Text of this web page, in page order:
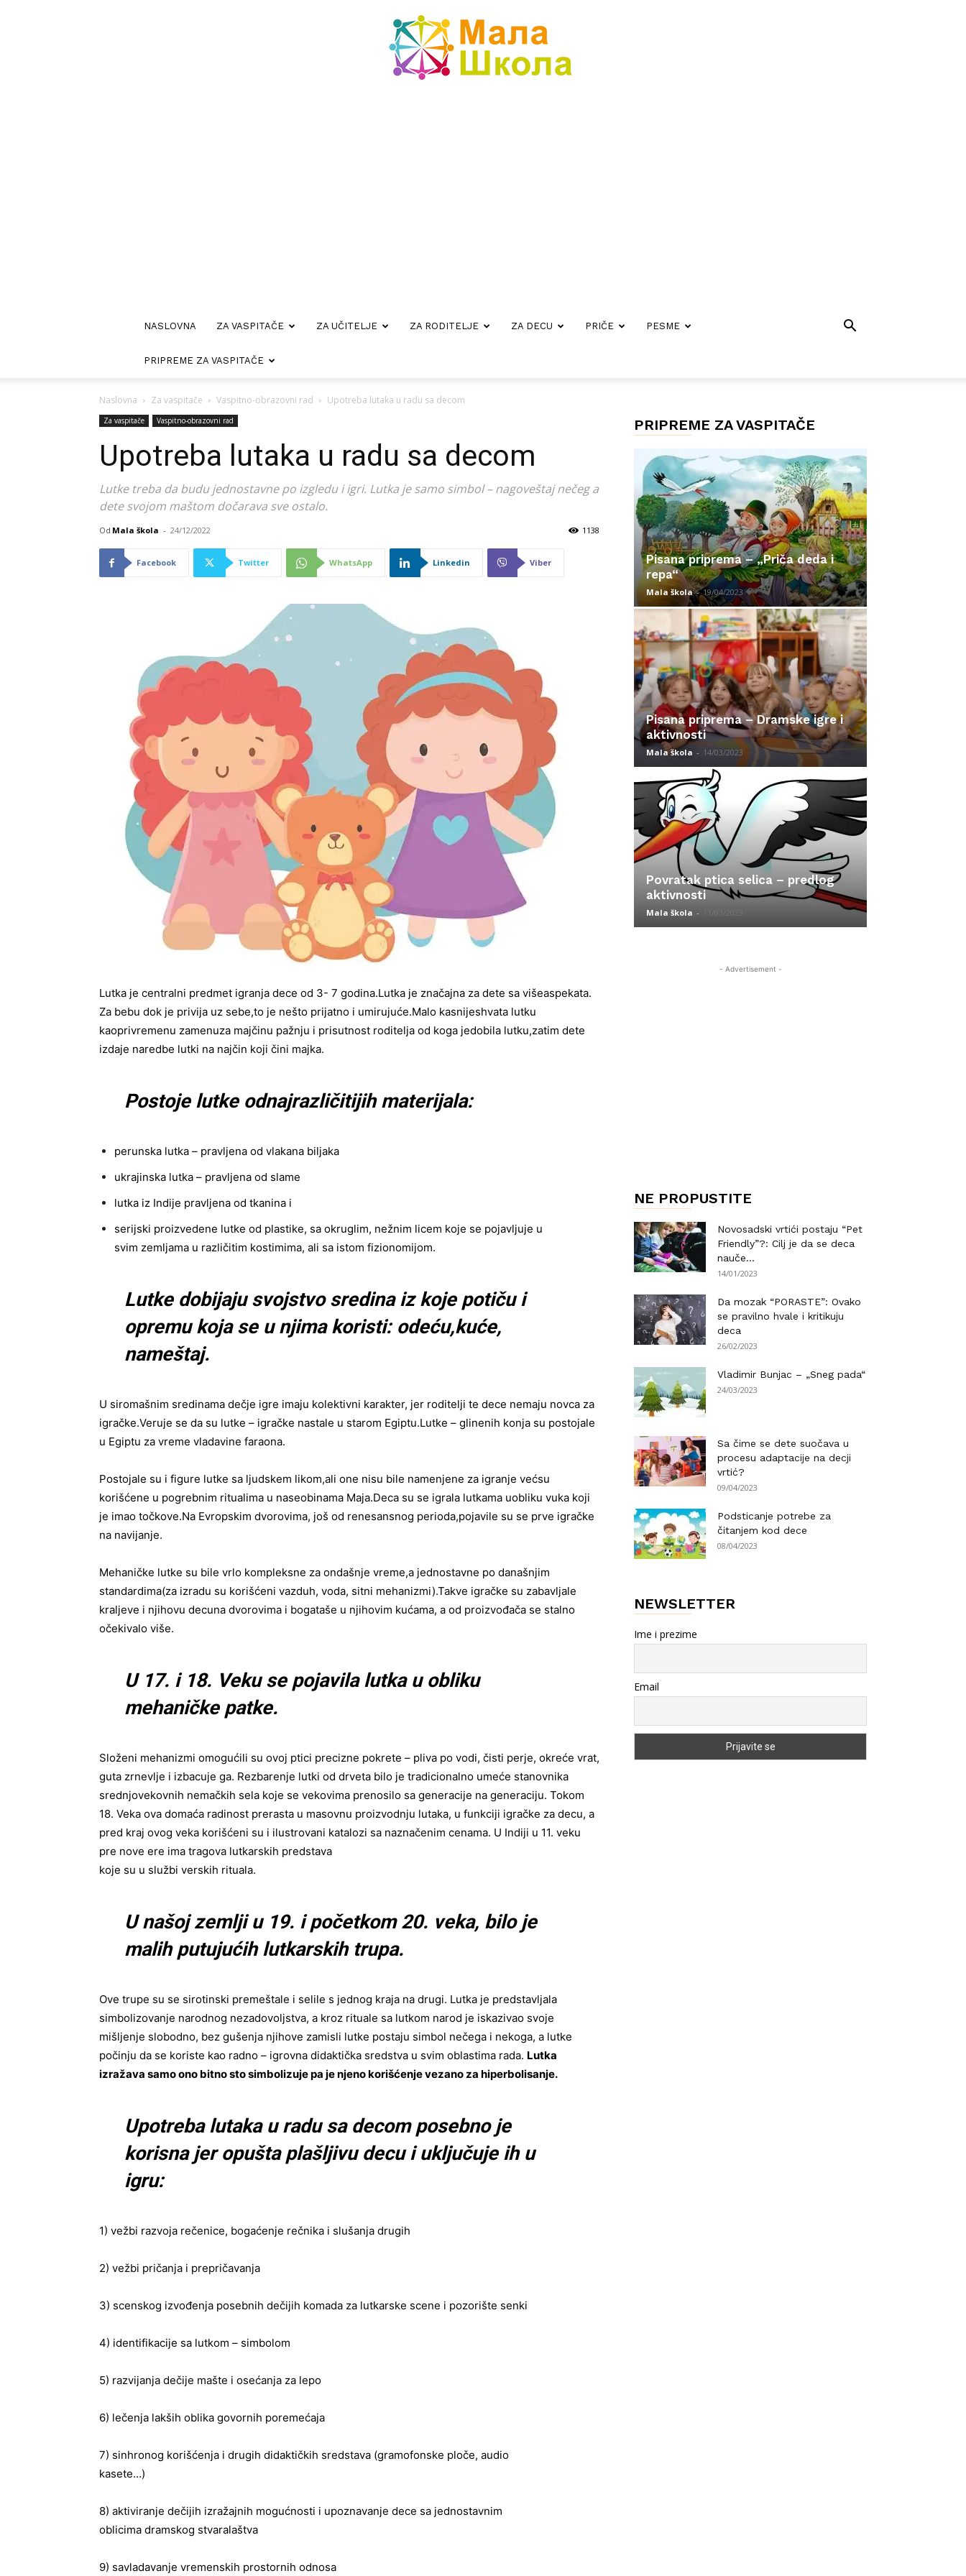
NASLOVNA ZA VASPITAČE ZA UČITELJE ZA RODITELJE ZA DECU PRIČE PESME
PRIPREME ZA VASPITAČE
Naslovna Za vaspitače Vaspitno-obrazovni rad Upotreba lutaka u radu sa decom
Za vaspitače Vaspitno-obrazovni rad
Upotreba lutaka u radu sa decom
Lutke treba da budu jednostavne po izgledu i igri. Lutka je samo simbol – nagoveštaj nečeg a
dete svojom maštom dočarava sve ostalo.
Od Mala škola - 24/12/2022 1138
Facebook Twitter WhatsApp Linkedin Viber
Lutka je centralni predmet igranja dece od 3- 7 godina.Lutka je značajna za dete sa višeaspekata.
Za bebu dok je privija uz sebe,to je nešto prijatno i umirujuće.Malo kasnijeshvata lutku
kaoprivremenu zamenuza majčinu pažnju i prisutnost roditelja od koga jedobila lutku,zatim dete
izdaje naredbe lutki na najčin koji čini majka.
Postoje lutke odnajrazličitijih materijala:
perunska lutka – pravljena od vlakana biljaka
ukrajinska lutka – pravljena od slame
lutka iz Indije pravljena od tkanina i
serijski proizvedene lutke od plastike, sa okruglim, nežnim licem koje se pojavljuje u
svim zemljama u različitim kostimima, ali sa istom fizionomijom.
Lutke dobijaju svojstvo sredina iz koje potiču i
opremu koja se u njima koristi: odeću,kuće,
nameštaj.
U siromašnim sredinama dečje igre imaju kolektivni karakter, jer roditelji te dece nemaju novca za
igračke.Veruje se da su lutke – igračke nastale u starom Egiptu.Lutke – glinenih konja su postojale
u Egiptu za vreme vladavine faraona.
Postojale su i figure lutke sa ljudskem likom,ali one nisu bile namenjene za igranje većsu
korišćene u pogrebnim ritualima u naseobinama Maja.Deca su se igrala lutkama uobliku vuka koji
je imao točkove.Na Evropskim dvorovima, još od renesansnog perioda,pojavile su se prve igračke
na navijanje.
Mehaničke lutke su bile vrlo kompleksne za ondašnje vreme,a jednostavne po današnjim
standardima(za izradu su korišćeni vazduh, voda, sitni mehanizmi).Takve igračke su zabavljale
kraljeve i njihovu decuna dvorovima i bogataše u njihovim kućama, a od proizvođača se stalno
očekivalo više.
U 17. i 18. Veku se pojavila lutka u obliku
mehaničke patke.
Složeni mehanizmi omogućili su ovoj ptici precizne pokrete – pliva po vodi, čisti perje, okreće vrat,
guta zrnevlje i izbacuje ga. Rezbarenje lutki od drveta bilo je tradicionalno umeće stanovnika
srednjovekovnih nemačkih sela koje se vekovima prenosilo sa generacije na generaciju. Tokom
18. Veka ova domaća radinost prerasta u masovnu proizvodnju lutaka, u funkciji igračke za decu, a
pred kraj ovog veka korišćeni su i ilustrovani katalozi sa naznačenim cenama. U Indiji u 11. veku
pre nove ere ima tragova lutkarskih predstava
koje su u službi verskih rituala.
U našoj zemlji u 19. i početkom 20. veka, bilo je
malih putujućih lutkarskih trupa.
Ove trupe su se sirotinski premeštale i selile s jednog kraja na drugi. Lutka je predstavljala
simbolizovanje narodnog nezadovoljstva, a kroz rituale sa lutkom narod je iskazivao svoje
mišljenje slobodno, bez gušenja njihove zamisli lutke postaju simbol nečega i nekoga, a lutke
počinju da se koriste kao radno – igrovna didaktička sredstva u svim oblastima rada. Lutka
izražava samo ono bitno sto simbolizuje pa je njeno korišćenje vezano za hiperbolisanje.
Upotreba lutaka u radu sa decom posebno je
korisna jer opušta plašljivu decu i uključuje ih u
igru:
1) vežbi razvoja rečenice, bogaćenje rečnika i slušanja drugih
2) vežbi pričanja i prepričavanja
3) scenskog izvođenja posebnih dečijih komada za lutkarske scene i pozorište senki
4) identifikacije sa lutkom – simbolom
5) razvijanja dečije mašte i osećanja za lepo
6) lečenja lakših oblika govornih poremećaja
7) sinhronog korišćenja i drugih didaktičkih sredstava (gramofonske ploče, audio
kasete…)
8) aktiviranje dečijih izražajnih mogućnosti i upoznavanje dece sa jednostavnim
oblicima dramskog stvaralaštva
9) savladavanje vremenskih prostornih odnosa
PRIPREME ZA VASPITAČE
Pisana priprema – „Priča deda i
repa“
Mala škola - 19/04/2023
Pisana priprema – Dramske igre i
aktivnosti
Mala škola - 14/03/2023
Povratak ptica selica – predlog
aktivnosti
Mala škola -
- Advertisement -
NE PROPUSTITE
Novosadski vrtići postaju “Pet
Friendly”?: Cilj je da se deca
nauče...
14/01/2023
Da mozak “PORASTE”: Ovako
se pravilno hvale i kritikuju
deca
26/02/2023
Vladimir Bunjac – „Sneg pada“
24/03/2023
Sa čime se dete suočava u
procesu adaptacije na decji
vrtić?
09/04/2023
Podsticanje potrebe za
čitanjem kod dece
08/04/2023
NEWSLETTER
Ime i prezime
Email